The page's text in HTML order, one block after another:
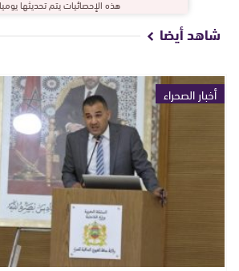
هذه الإحصائيات يتم تحديثها يوميا
شاهد أيضا
أخبار الصحراء